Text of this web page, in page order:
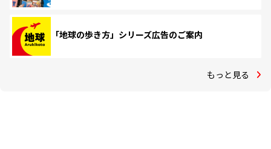
「地球の歩き方」シリーズ広告のご案内
もっと見る